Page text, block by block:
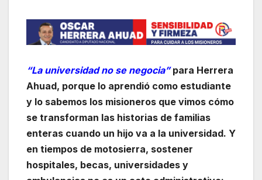
“La universidad no se negocia”para Herrera
Ahuad, porque lo aprendió como estudiante
y lo sabemos los misioneros que vimos cómo
se transforman las historias de familias
enteras cuando un hijo va a la universidad. Y
en tiempos de motosierra, sostener
hospitales, becas, universidades y